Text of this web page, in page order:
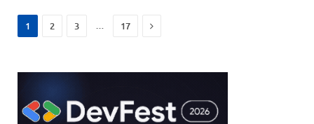
1 2 3 … 17 Next